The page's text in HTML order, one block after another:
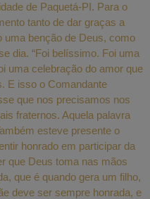
de Paquetá-PI. Para o
tanto de dar graças a
uma benção de Deus, como
dia. “Foi belíssimo. Foi uma
uma celebração do amor que
E isso o Comandante
que nos precisamos nos
fraternos. Aquela palavra
esteve presente o
honrado em participar da
que Deus toma nas mãos
que é quando gera um filho,
deve ser sempre honrada, e